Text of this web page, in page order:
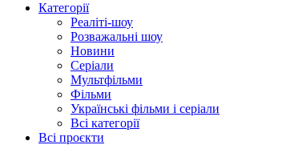
Категорії
Реаліті-шоу
Розважальні шоу
Новини
Серіали
Мультфільми
Фільми
Українські фільми і серіали
Всі категорії
Всі проєкти